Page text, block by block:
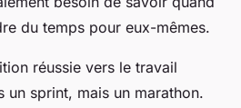
du temps pour eux-mêmes.
réussie vers le travail
un sprint, mais un marathon.